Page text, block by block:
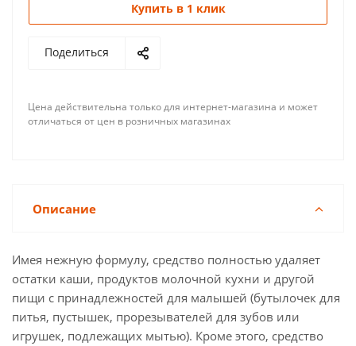
Купить в 1 клик
Поделиться
Цена действительна только для интернет-магазина и может
отличаться от цен в розничных магазинах
Описание
Имея нежную формулу, средство полностью удаляет
остатки каши, продуктов молочной кухни и другой
пищи с принадлежностей для малышей (бутылочек для
питья, пустышек, прорезывателей для зубов или
игрушек, подлежащих мытью). Кроме этого, средство